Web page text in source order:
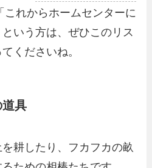
「これからホームセンターに
いう方は、ぜひこのリス
くださいね。
具
耕したり、フカフカの畝